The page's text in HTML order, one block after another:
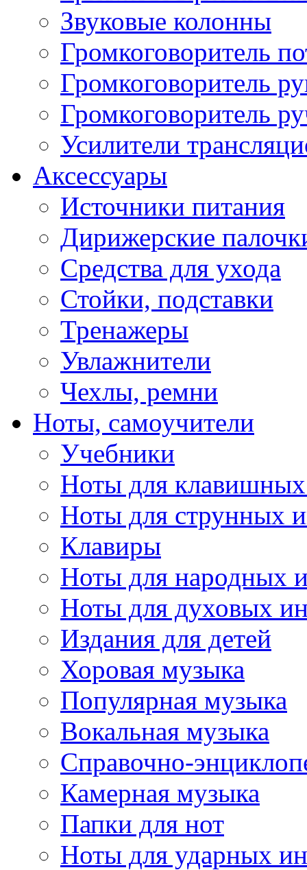
Звуковые колонны
Громкоговоритель
Громкоговоритель
Громкоговоритель
Усилители
Аксессуары
Источники питания
Дирижерские
Средства для ухода
Стойки, подставки
Тренажеры
Увлажнители
Чехлы, ремни
Ноты, самоучители
Учебники
Ноты для клавишных
Ноты для струнных
Клавиры
Ноты для народных
Ноты для духовых
Издания для детей
Хоровая музыка
Популярная музыка
Вокальная музыка
Справочно-
Камерная музыка
Папки для нот
Ноты для ударных